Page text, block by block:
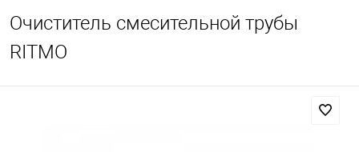
Очиститель смесительной трубы
RITMO